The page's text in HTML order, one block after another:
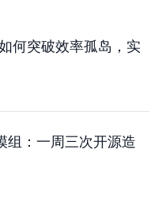
何突破效率孤岛，实
组：一周三次开源造